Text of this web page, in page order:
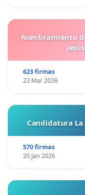
Nombramiento
623 firmas
23 Mar 2026
Candidatura
570 firmas
20 Jan 2026